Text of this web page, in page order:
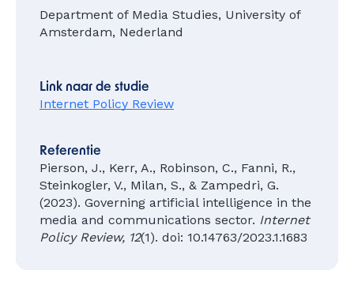
Department of Media Studies, University of
Amsterdam, Nederland
Link naar de studie
Internet Policy Review
Referentie
Pierson, J., Kerr, A., Robinson, C., Fanni, R.,
Steinkogler, V., Milan, S., & Zampedri, G.
(2023). Governing artificial intelligence in the
media and communications sector. Internet
Policy Review, 12(1). doi: 10.14763/2023.1.1683